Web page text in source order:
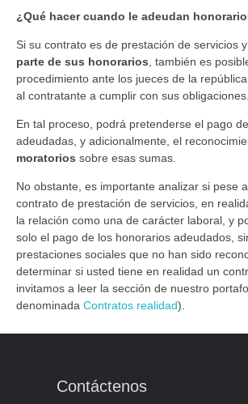
¿Qué hacer cuando le adeudan
Si su contrato es de prestación de servicios
parte de sus honorarios , también es
procedimiento ante los jueces de la
al contratante a cumplir con sus obligaciones.
En tal proceso, podrá pretenderse el pago
adeudadas, y adicionalmente, el
moratorios sobre esas sumas.
No obstante, es importante analizar si pese
contrato de prestación de servicios, en
la relación como una de carácter laboral, y
solo el pago de los honorarios adeudados,
prestaciones sociales que no han sido
determinar si usted tiene en realidad un
invitamos a leer la sección de nuestro
denominada Contratos realidad).
Contáctenos